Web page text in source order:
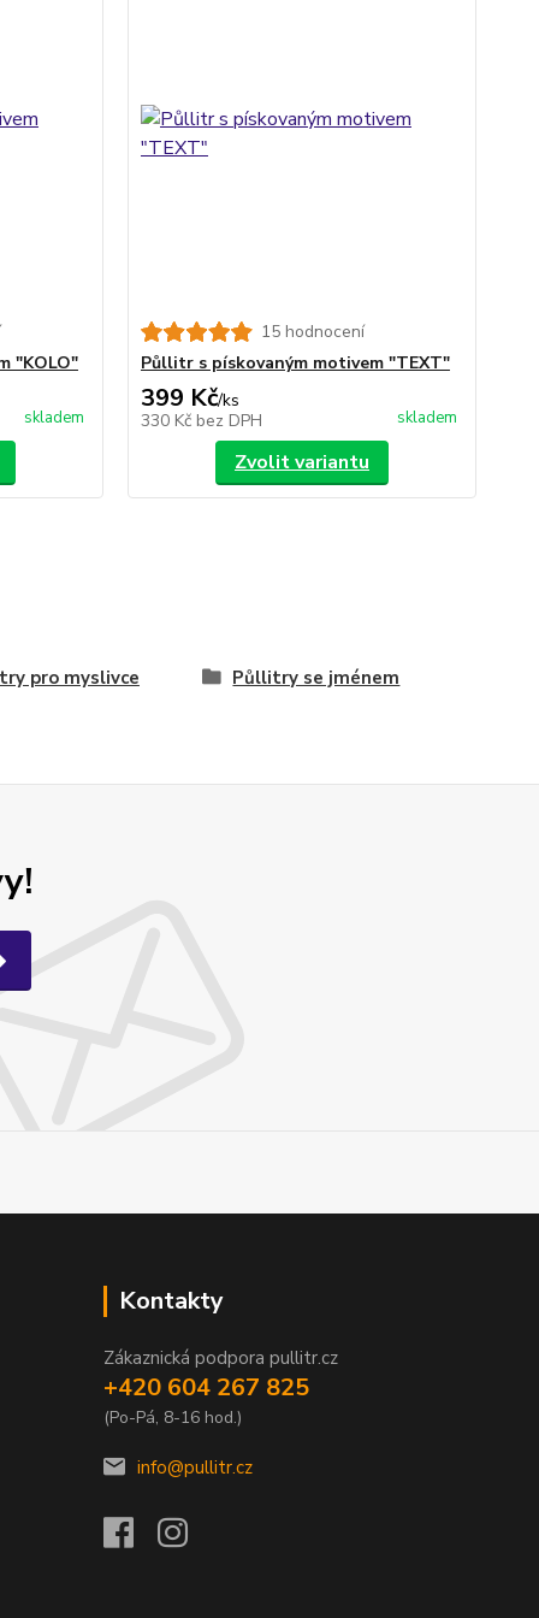
"KOLO"
skladem
15 hodnocení
Půllitr s pískovaným motivem "TEXT"
399 Kč/ks
330 Kč bez DPH skladem
Zvolit variantu
pro myslivce Půllitry se jménem
Kontakty
Zákaznická podpora pullitr.cz
+420 604 267 825
(Po-Pá, 8-16 hod.)
info@pullitr.cz